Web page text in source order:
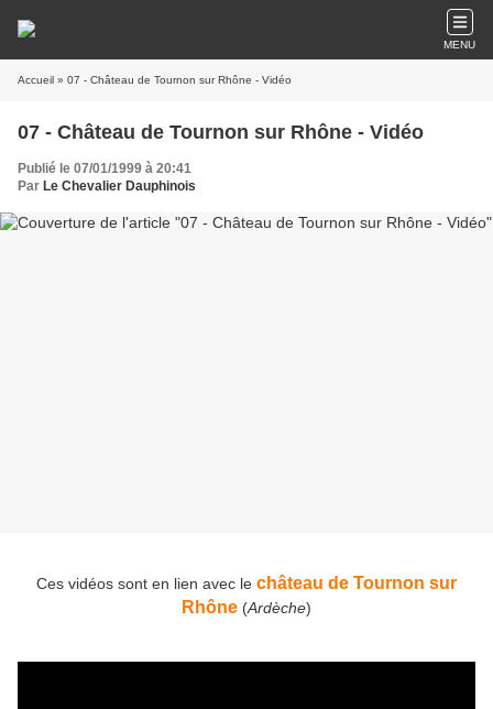
MENU
Accueil » 07 - Château de Tournon sur Rhône - Vidéo
07 - Château de Tournon sur Rhône - Vidéo
Publié le 07/01/1999 à 20:41
Par Le Chevalier Dauphinois
Ces vidéos sont en lien avec le château de Tournon sur
Rhône (Ardèche)